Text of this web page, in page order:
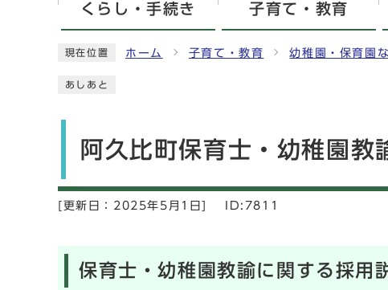
くらし・手続き 子育て・教育
現在位置 ホーム 子育て・教育 幼稚園・保育園
あしあと
阿久比町保育士・幼稚園教
[更新日： 2025年5月1日] ID:7811
保育士・幼稚園教諭に関する採用